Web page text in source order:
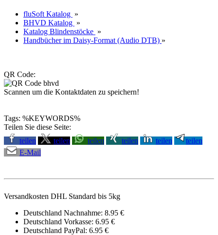
fluSoft Katalog »
BHVD Katalog »
Katalog Blindenstöcke »
Handbücher im Daisy-Format (Audio DTB) »
QR Code:
Scannen um die Kontaktdaten zu speichern!
Tags: %KEYWORDS%
Teilen Sie diese Seite:
teilen
teilen teilen teilen teilen
teilen
E-Mail
Versandkosten DHL Standard bis 5kg
Deutschland Nachnahme: 8.95 €
Deutschland Vorkasse: 6.95 €
Deutschland PayPal: 6.95 €